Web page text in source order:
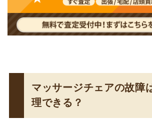
マッサージチェアの故障
理できる？